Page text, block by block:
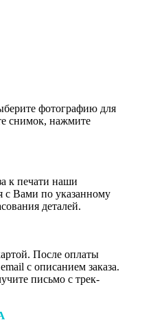
фотографию для
снимок, нажмите
к печати наши
с Вами по указанному
деталей.
После оплаты
с описанием заказа.
письмо с трек-